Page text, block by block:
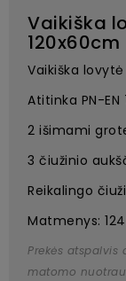
Vaikiška
120x60cm
Vaikiška
Atitinka PN-
2 išimami
3 čiužinio
Reikalingo
Matmenys:
Prekės atspalvis
matomo